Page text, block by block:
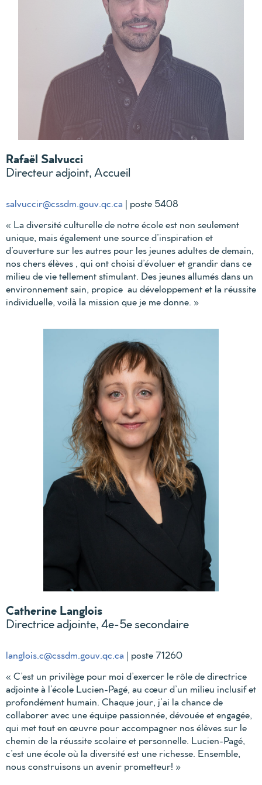
Rafaël Salvucci
Directeur adjoint, Accueil
salvuccir@cssdm.gouv.qc.ca | poste 5408
« La diversité culturelle de notre école est non seulement
unique, mais également une source d’inspiration et
d’ouverture sur les autres pour les jeunes adultes de demain,
nos chers élèves , qui ont choisi d’évoluer et grandir dans ce
milieu de vie tellement stimulant. Des jeunes allumés dans un
environnement sain, propice au développement et la réussite
individuelle, voilà la mission que je me donne. »
Catherine Langlois
Directrice adjointe, 4e-5e secondaire
langlois.c@cssdm.gouv.qc.ca | poste 71260
« C’est un privilège pour moi d’exercer le rôle de directrice
adjointe à l’école Lucien-Pagé, au cœur d’un milieu inclusif et
profondément humain. Chaque jour, j’ai la chance de
collaborer avec une équipe passionnée, dévouée et engagée,
qui met tout en œuvre pour accompagner nos élèves sur le
chemin de la réussite scolaire et personnelle. Lucien-Pagé,
c’est une école où la diversité est une richesse. Ensemble,
nous construisons un avenir prometteur! »